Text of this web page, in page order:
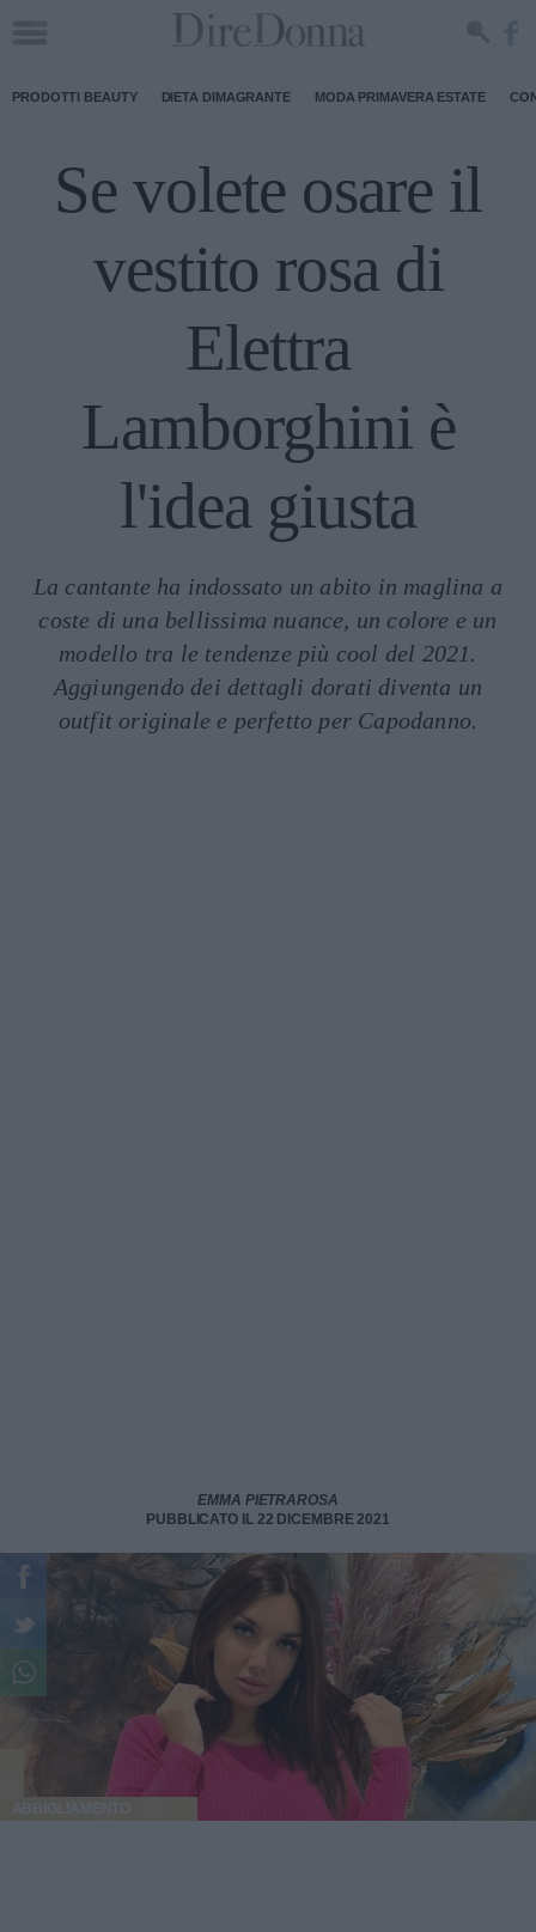
PRODOTTI BEAUTY DIETA DIMAGRANTE MODA PRIMAVERA ESTATE
Se volete osare il
vestito rosa di
Elettra
Lamborghini è
l'idea giusta
La cantante ha indossato un abito in maglina a
coste di una bellissima nuance, un colore e un
modello tra le tendenze più cool del 2021.
Aggiungendo dei dettagli dorati diventa un
outfit originale e perfetto per Capodanno.
EMMA PIETRAROSA
PUBBLICATO IL 22 DICEMBRE 2021
ABBIGLIAMENTO